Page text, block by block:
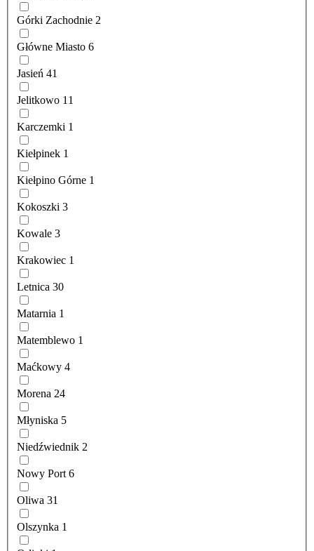
Górki Zachodnie 2
Główne Miasto 6
Jasień 41
Jelitkowo 11
Karczemki 1
Kiełpinek 1
Kiełpino Górne 1
Kokoszki 3
Kowale 3
Krakowiec 1
Letnica 30
Matarnia 1
Matemblewo 1
Maćkowy 4
Morena 24
Młyniska 5
Niedźwiednik 2
Nowy Port 6
Oliwa 31
Olszynka 1